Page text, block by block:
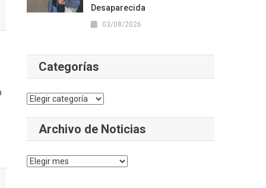
Desaparecida
03/08/2026
Categorías
Categorías
Archivo de Noticias
Archivo